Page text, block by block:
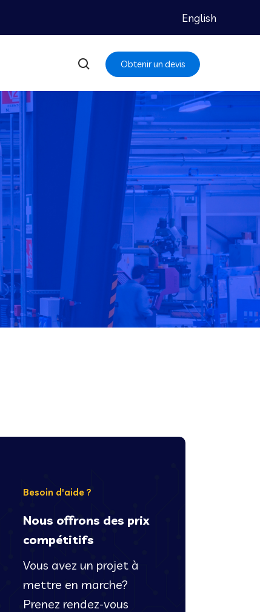
English
Obtenir un devis
Besoin d'aide ?
Nous offrons des prix
compétitifs
Vous avez un projet à
mettre en marche?
Prenez rendez-vous